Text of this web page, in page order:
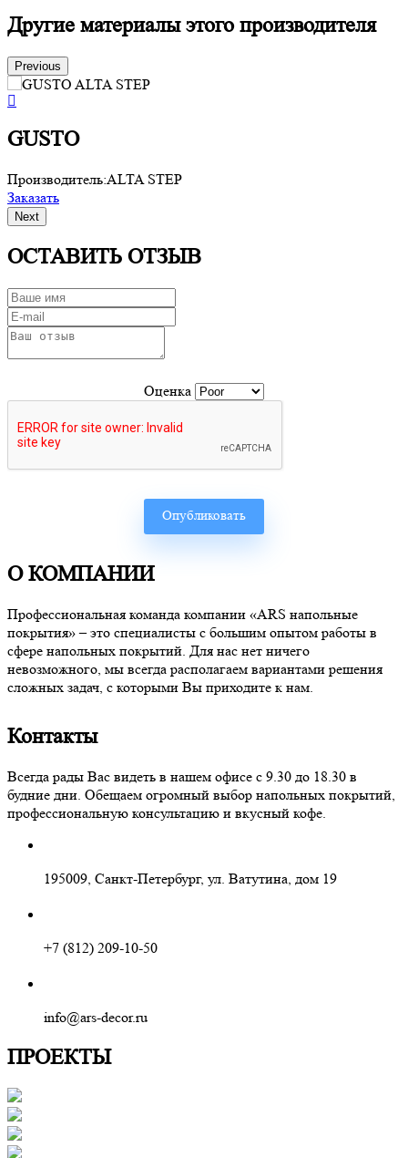
Другие материалы этого производителя
Previous
GUSTO
Производитель:ALTA STEP
Заказать
Next
ОСТАВИТЬ ОТЗЫВ
Оценка
О КОМПАНИИ
Профессиональная команда компании «ARS напольные
покрытия» – это специалисты с большим опытом работы в
сфере напольных покрытий. Для нас нет ничего
невозможного, мы всегда располагаем вариантами решения
сложных задач, с которыми Вы приходите к нам.
Контакты
Всегда рады Вас видеть в нашем офисе с 9.30 до 18.30 в
будние дни. Обещаем огромный выбор напольных покрытий,
профессиональную консультацию и вкусный кофе.
195009, Санкт-Петербург, ул. Ватутина, дом 19
+7 (812) 209-10-50
info@ars-decor.ru
ПРОЕКТЫ